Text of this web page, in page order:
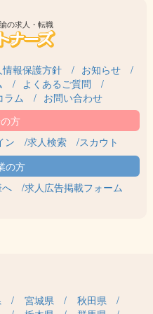
の求人・転職
情報保護方針
お知らせ
よくあるご質問
ラム お問い合わせ
ン 求人検索 スカウト
求人広告掲載フォーム
宮城県
秋田県